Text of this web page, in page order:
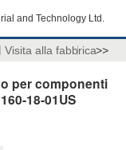
and Technology Ltd.
Visita alla fabbrica>>
per componenti
18-01US